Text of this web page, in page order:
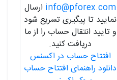
info@pforex.com ارسال
نمایید تا پیگیری تسریع شود
و تایید انتقال حساب را از ما
دریافت کنید.
افتتاح حساب در اکسنس
دانلود راهنمای افتتاح حساب